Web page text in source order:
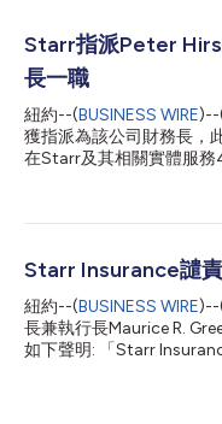
專業能力以及優秀的經紀
益於Starr更豐富的產品組
力以及更大的全球業務覆
力也顯著提升。IQUW Re
在將以「Starr Re」的名
務，並進一步增強其在不
力。Starr Re將受益於
Starr指派Peter
長一職
紐約--(BUSINESS WIRE)--
獲指派為該公司財務長，
在Starr及其相關實體服
分布於世界各地的區域財
據點。 Starr名譽主席
Starr的財務運作至今，而
切合作。 「在我們追求全
的合作夥伴。」Starr董事
Starr Insurance譴
紐約--(BUSINESS WIRE)--
長兼執行長Maurice R.
如下聲明: 「Starr